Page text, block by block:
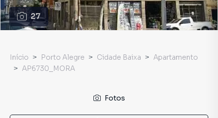
27
Início Porto Alegre Cidade Baixa
Apartamento
AP6730_MORA
Fotos